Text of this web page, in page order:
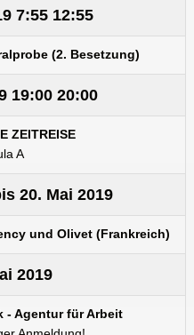
7:55 12:55
(2. Besetzung)
19:00 20:00
ZEITREISE
A
20. Mai 2019
und Olivet (Frankreich)
2019
- Agentur für Arbeit